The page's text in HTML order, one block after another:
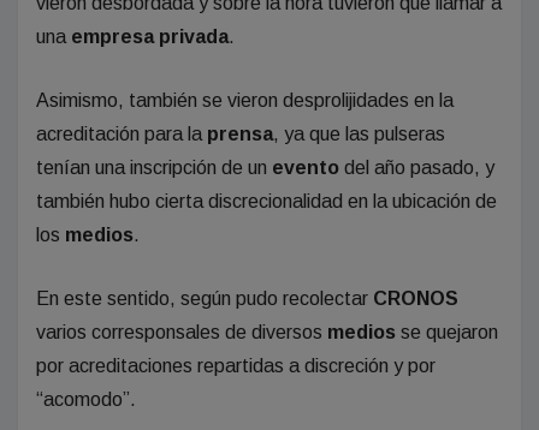
una empresa privada.
Asimismo, también se vieron desprolijidades en la
acreditación para la prensa, ya que las pulseras
tenían una inscripción de un evento del año pasado, y
también hubo cierta discrecionalidad en la ubicación de
los medios.
En este sentido, según pudo recolectar CRONOS
varios corresponsales de diversos medios se quejaron
por acreditaciones repartidas a discreción y por
“acomodo”.